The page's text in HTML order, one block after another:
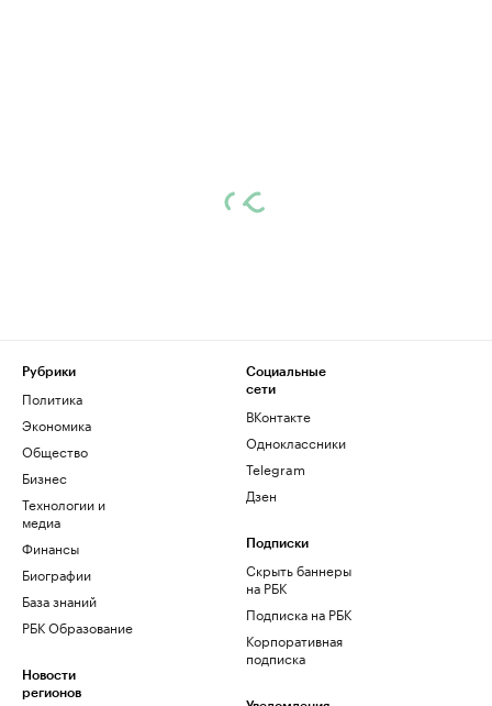
Рубрики
Политика
Экономика
Общество
Бизнес
Технологии и
медиа
Финансы
Биографии
База знаний
РБК Образование
Новости
регионов
Социальные
сети
ВКонтакте
Одноклассники
Telegram
Дзен
Подписки
Скрыть баннеры
на РБК
Подписка на РБК
Корпоративная
подписка